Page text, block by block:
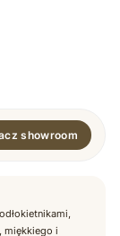
showroom
miękkiego i